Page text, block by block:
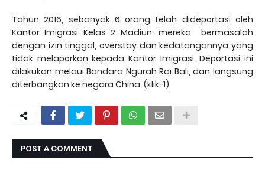
Tahun 2016, sebanyak 6 orang telah dideportasi oleh
Kantor Imigrasi Kelas 2 Madiun. mereka bermasalah
dengan izin tinggal, overstay dan kedatangannya yang
tidak melaporkan kepada Kantor Imigrasi.Deportasi ini
dilakukan melaui Bandara Ngurah Rai Bali, dan langsung
diterbangkan ke negara China. (klik-1)
POST A COMMENT